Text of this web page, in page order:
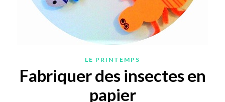
LE PRINTEMPS
Fabriquer des insectes en
papier